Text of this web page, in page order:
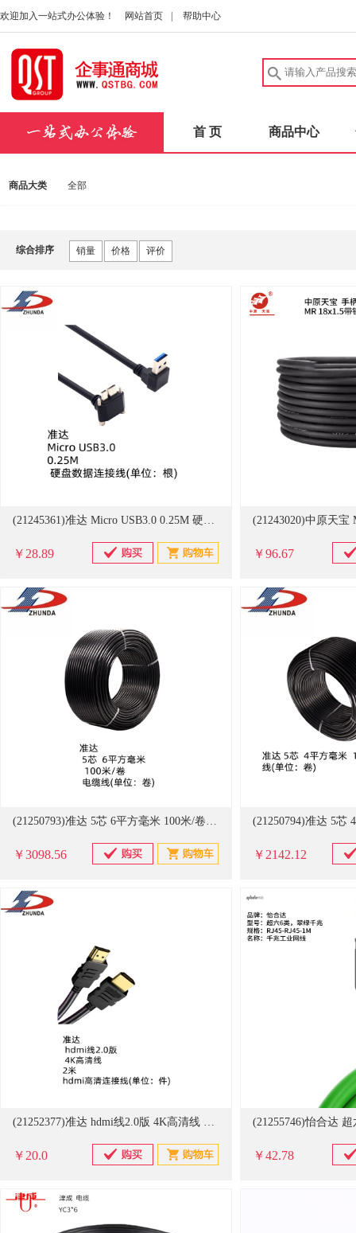
欢迎加入一站式办公体验！ 网站首页 帮助中心
首 页 商品中心
商品大类 全部
综合排序 销量 价格 评价
(21245361)准达 Micro USB3.0 0.25M 硬盘数据连接线(单位：根)
￥28.89 ￥96.67
(21250793)准达 5芯 6平方毫米 100米/卷 电缆线(单位：卷)
￥3098.56 ￥2142.12
(21252377)准达 hdmi线2.0版 4K高清线 2米 hdmi高清连接线(单位：件)
￥20.0 ￥42.78